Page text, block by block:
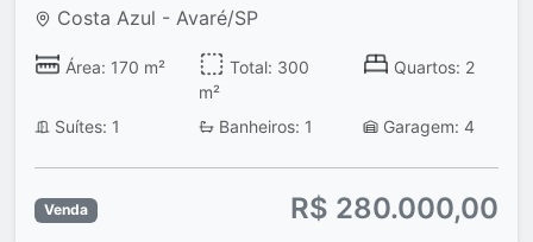
Costa Azul - Avaré/SP
Área: 170 m²
Total: 300
m²
Quartos: 2
Suítes: 1 Banheiros: 1 Garagem: 4
Venda R$ 280.000,00